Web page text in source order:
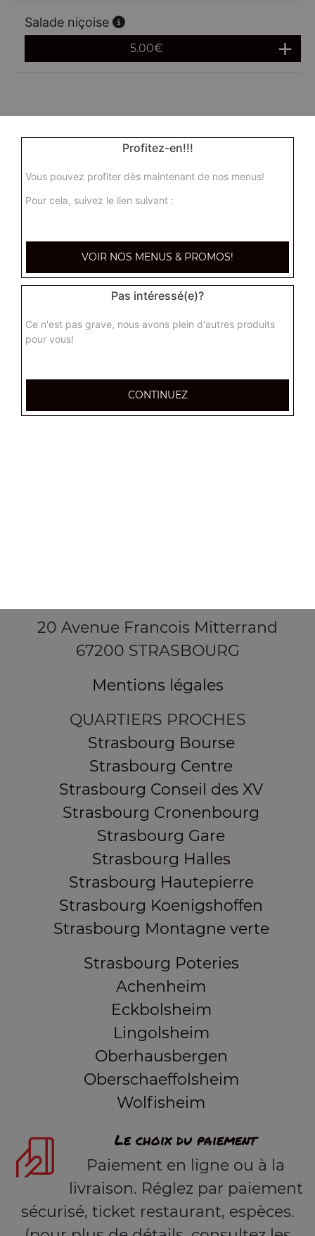
Salade niçoise
5.00€
20 Avenue Francois Mitterrand
67200 STRASBOURG
Mentions légales
QUARTIERS PROCHES
Strasbourg Bourse
Strasbourg Centre
Strasbourg Conseil des XV
Strasbourg Cronenbourg
Strasbourg Gare
Strasbourg Halles
Strasbourg Hautepierre
Strasbourg Koenigshoffen
Strasbourg Montagne verte
Strasbourg Poteries
Achenheim
Eckbolsheim
Lingolsheim
Oberhausbergen
Oberschaeffolsheim
Wolfisheim
Le choix du paiement
Paiement en ligne ou à la
livraison. Réglez par paiement
sécurisé, ticket restaurant, espèces.
Profitez-en!!!
Vous pouvez profiter dès maintenant de nos menus!
Pour cela, suivez le lien suivant :
VOIR NOS MENUS & PROMOS!
Pas intéressé(e)?
Ce n'est pas grave, nous avons plein d'autres produits
pour vous!
CONTINUEZ